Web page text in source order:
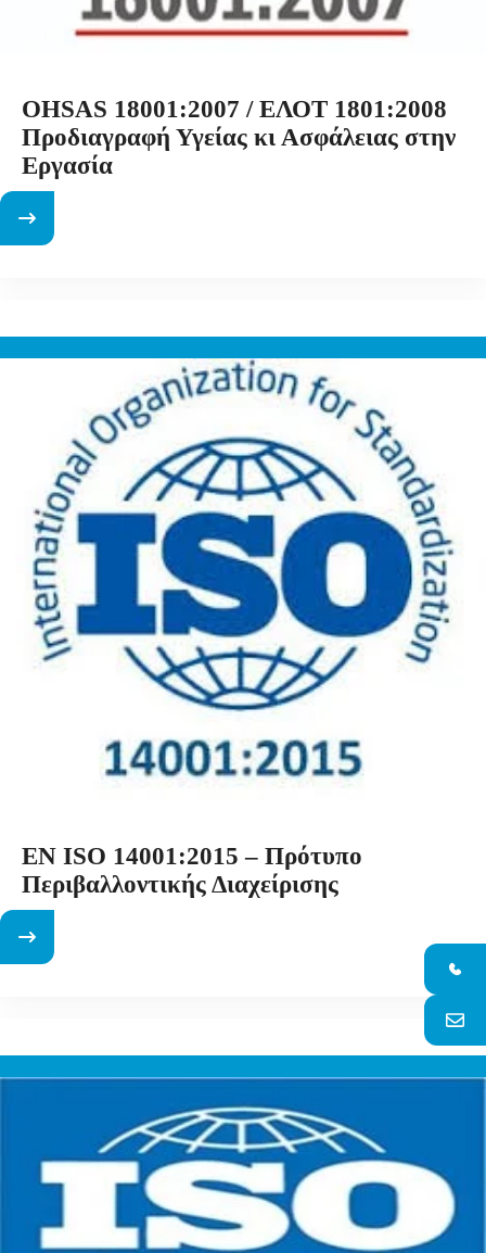
OHSAS 18001:2007 / ΕΛΟΤ 1801:2008
Προδιαγραφή Υγείας κι Ασφάλειας στην
Εργασία
EN ISO 14001:2015 – Πρότυπο
Περιβαλλοντικής Διαχείρισης